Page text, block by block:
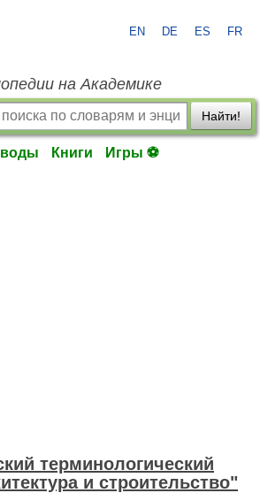
EN DE ES FR
на Академике
Найти!
Книги Игры ⚽
терминологический
и строительство"